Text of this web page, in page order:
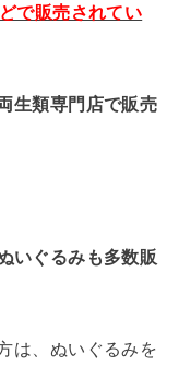
で販売されてい
生類専門店で販売
いぐるみも多数販
は、ぬいぐるみを